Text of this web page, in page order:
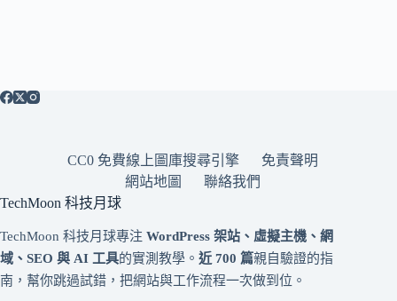
CC0 免費線上圖庫搜尋引擎
免責聲明
網站地圖
聯絡我們
TechMoon 科技月球
TechMoon 科技月球專注 WordPress 架站、虛擬主機、網
域、SEO 與 AI 工具的實測教學。 近 700 篇親自驗證的指
南，幫你跳過試錯，把網站與工作流程一次做到位。